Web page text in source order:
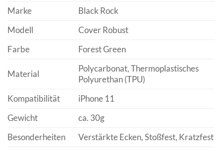
Marke
Black Rock
Modell
Cover Robust
Farbe
Forest Green
Material
Polycarbonat, Thermoplastisches
Polyurethan (TPU)
Kompatibilität
iPhone 11
Gewicht
ca. 30g
Besonderheiten
Verstärkte Ecken, Stoßfest, Kratzfest